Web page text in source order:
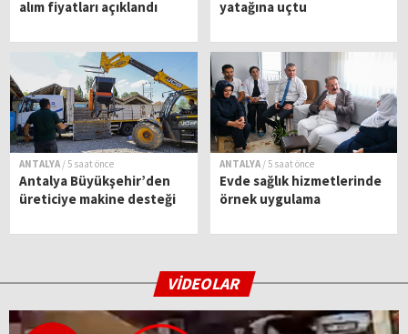
alım fiyatları açıklandı yatağına uçtu
ANTALYA / 5 saat önce
Antalya Büyükşehir’den
üreticiye makine desteği
ANTALYA / 5 saat önce
Evde sağlık hizmetlerinde
örnek uygulama
VİDEOLAR